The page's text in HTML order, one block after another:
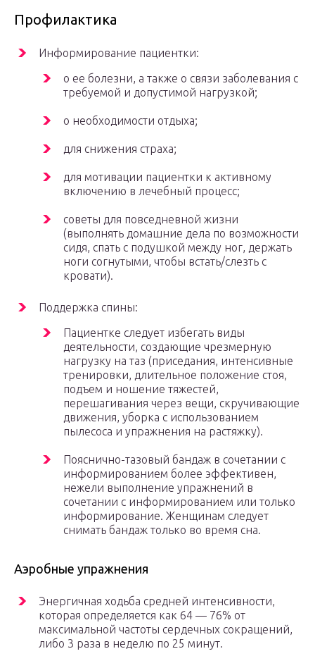
Профилактика
Информирование пациентки:
о ее болезни, а также о связи заболевания с
требуемой и допустимой нагрузкой;
о необходимости отдыха;
для снижения страха;
для мотивации пациентки к активному
включению в лечебный процесс;
советы для повседневной жизни
(выполнять домашние дела по возможности
сидя, спать с подушкой между ног, держать
ноги согнутыми, чтобы встать/слезть с
кровати).
Поддержка спины:
Пациентке следует избегать виды
деятельности, создающие чрезмерную
нагрузку на таз (приседания, интенсивные
тренировки, длительное положение стоя,
подъем и ношение тяжестей,
перешагивания через вещи, скручивающие
движения, уборка с использованием
пылесоса и упражнения на растяжку).
Пояснично-тазовый бандаж в сочетании с
информированием более эффективен,
нежели выполнение упражнений в
сочетании с информированием или только
информирование. Женщинам следует
снимать бандаж только во время сна.
Аэробные упражнения
Энергичная ходьба средней интенсивности,
которая определяется как 64 — 76% от
максимальной частоты сердечных сокращений,
либо 3 раза в неделю по 25 минут.